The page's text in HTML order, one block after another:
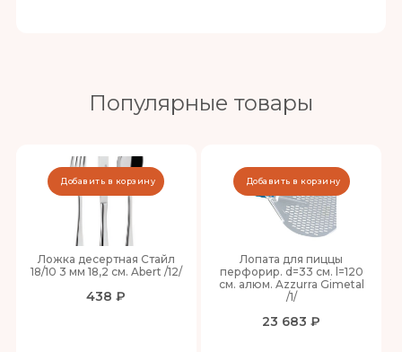
Популярные товары
Ложка десертная Стайл
18/10 3 мм 18,2 см. Abert /12/
438 ₽
Добавить в корзину
Лопата для пиццы
перфорир. d=33 см. l=120
см. алюм. Azzurra Gimetal
/1/
23 683 ₽
Добавить в корзину